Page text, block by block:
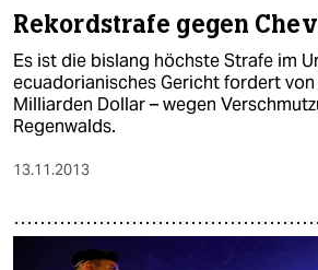
Rekordstrafe gegen
Es ist die bislang höchste Strafe im
ecuadorianisches Gericht fordert von
Milliarden Dollar – wegen
Regenwalds.
13.11.2013